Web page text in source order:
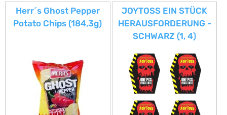
Herr´s Ghost Pepper
Potato Chips (184,3g)
JOYTOSS EIN STÜCK
HERAUSFORDERUNG -
SCHWARZ (1, 4)